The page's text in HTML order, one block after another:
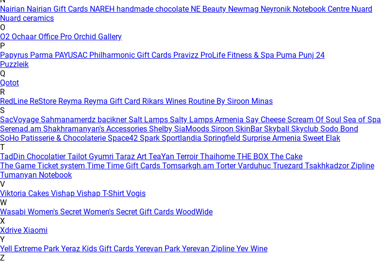
Nairian Nairian Gift Cards NAREH handmade chocolate NE Beauty Newmag Neyronik Notebook Centre Nuard
Nuard ceramics
O
O2 Ochaar Office Pro Orchid Gallery
P
Papyrus Parma PAYUSAC Philharmonic Gift Cards Pravizz ProLife Fitness & Spa Puma Punj 24
Puzzleik
Q
Qotot
R
RedLine ReStore Reyma Reyma Gift Card Rikars Wines Routine By Siroon Minas
S
SacVoyage Sahmanamerdz baciknerSalt Lamps Salty Lamps Armenia Say Cheese Scream Of Soul Sea of Spa
Serenad.am Shakhramanyan's Accessories Shelby SiaMoods Siroon SkinBarSkyball Skyclub Sodo Bond
SoHo Patisserie & Chocolaterie Space42 Spark Sportlandia Springfield Surprise Armenia Sweet Elak
T
TadDin ChocolatierTailot Gyumri Taraz Art TeaYan TerroirThaihome THE BOX The Cake
The Game Ticket system Time Time Gift Cards Tomsarkgh.am Torter Varduhuc Truezard Tsakhkadzor Zipline
Tumanyan Notebook
V
Viktoria Cakes Vishap Vishap T-Shirt Vogis
W
Wasabi Women's Secret Women's Secret Gift Cards WoodWide
X
Xdrive Xiaomi
Y
Yell Extreme Park Yeraz Kids Gift Cards Yerevan Park Yerevan Zipline Yev Wine
Z